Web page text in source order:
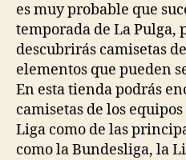
es muy probable que
temporada de La Pulga,
descubrirás camisetas
elementos que pueden
En esta tienda podrás
camisetas de los
Liga como de las
como la Bundesliga, la